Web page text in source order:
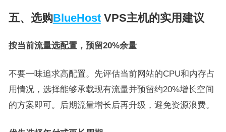
五、选购BlueHostVPS主机的实用建议
按当前流量选配置，预留20%余量
不要一味追求高配置。先评估当前网站的CPU和内存占
用情况，选择能够承载现有流量并预留约20%增长空间
的方案即可。后期流量增长后再升级，避免资源浪费。